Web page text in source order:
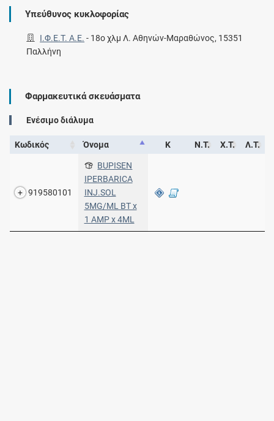
Υπεύθυνος κυκλοφορίας
Ι.Φ.Ε.Τ. A.E. - 18ο χλμ Λ. Αθηνών-Μαραθώνος, 15351
Παλλήνη
Φαρμακευτικά σκευάσματα
Ενέσιμο διάλυμα
Κωδικός Όνομα Κ Ν.Τ. Χ.Τ. Λ.Τ.
919580101
BUPISEN
IPERBARICA
INJ.SOL
5MG/ML BT x
1 AMP x 4ML